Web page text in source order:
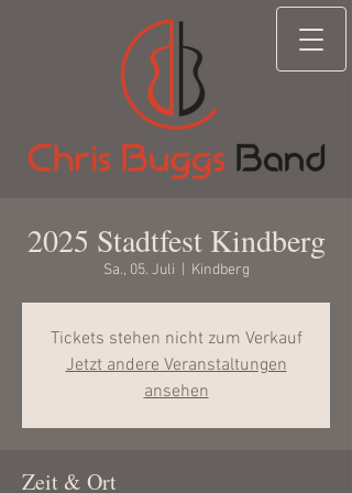
2025 Stadtfest Kindberg
Sa., 05. Juli Kindberg
Tickets stehen nicht zum Verkauf
Jetzt andere Veranstaltungen
ansehen
Zeit & Ort